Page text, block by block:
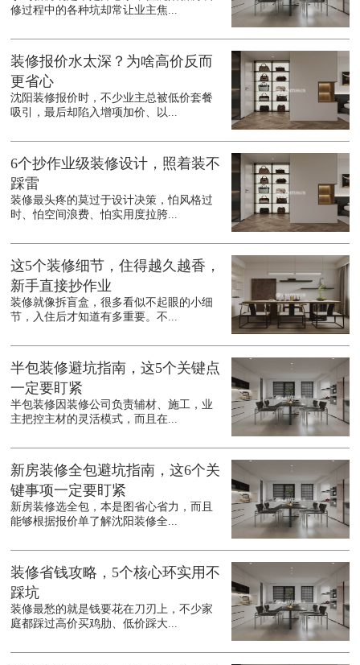
修过程中的各种坑却常让业主焦...
装修报价水太深？为啥高价反而
更省心
沈阳装修报价时，不少业主总被低价套餐
吸引，最后却陷入增项加价、以...
6个抄作业级装修设计，照着装不
踩雷
装修最头疼的莫过于设计决策，怕风格过
时、怕空间浪费、怕实用度拉胯...
这5个装修细节，住得越久越香，
新手直接抄作业
装修就像拆盲盒，很多看似不起眼的小细
节，入住后才知道有多重要。不...
半包装修避坑指南，这5个关键点
一定要盯紧
半包装修因装修公司负责辅材、施工，业
主把控主材的灵活模式，而且在...
新房装修全包避坑指南，这6个关
键事项一定要盯紧
新房装修选全包，本是图省心省力，而且
能够根据报价单了解沈阳装修全...
装修省钱攻略，5个核心环实用不
踩坑
装修最愁的就是钱要花在刀刃上，不少家
庭都踩过高价买鸡肋、低价踩大...